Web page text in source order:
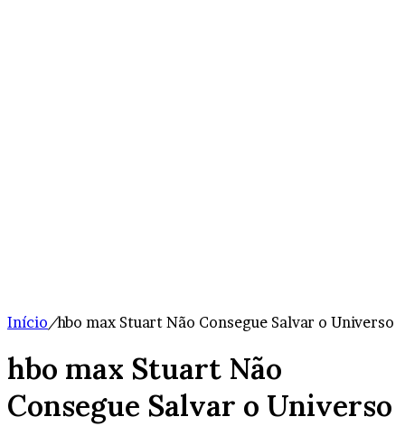
Início/hbo max Stuart Não Consegue Salvar o Universo
hbo max Stuart Não
Consegue Salvar o Universo